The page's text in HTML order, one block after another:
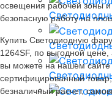
освещения рабочей зоны
безопасную работу на
Купить Светодиодную
1264SF, по выгодной
вы можете на нашем
сертифицированный
безналичный расчет,